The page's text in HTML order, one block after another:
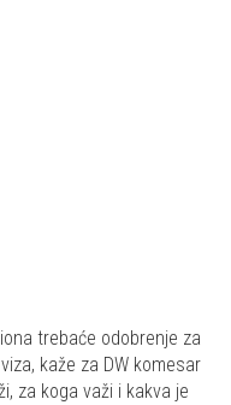
trebaće odobrenje za
kaže za DW komesar
za koga važi i kakva je